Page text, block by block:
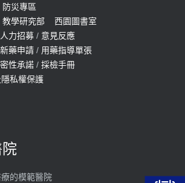
費流感及新冠疫苗】門診
癌篩檢MRI】新檢查服務
防災專區
教學研究部
西園圖書室
人力招募 / 意見反應
新藥申請 / 用藥指導單張
性承諾 / 採檢手冊
私權保護
的模範醫院